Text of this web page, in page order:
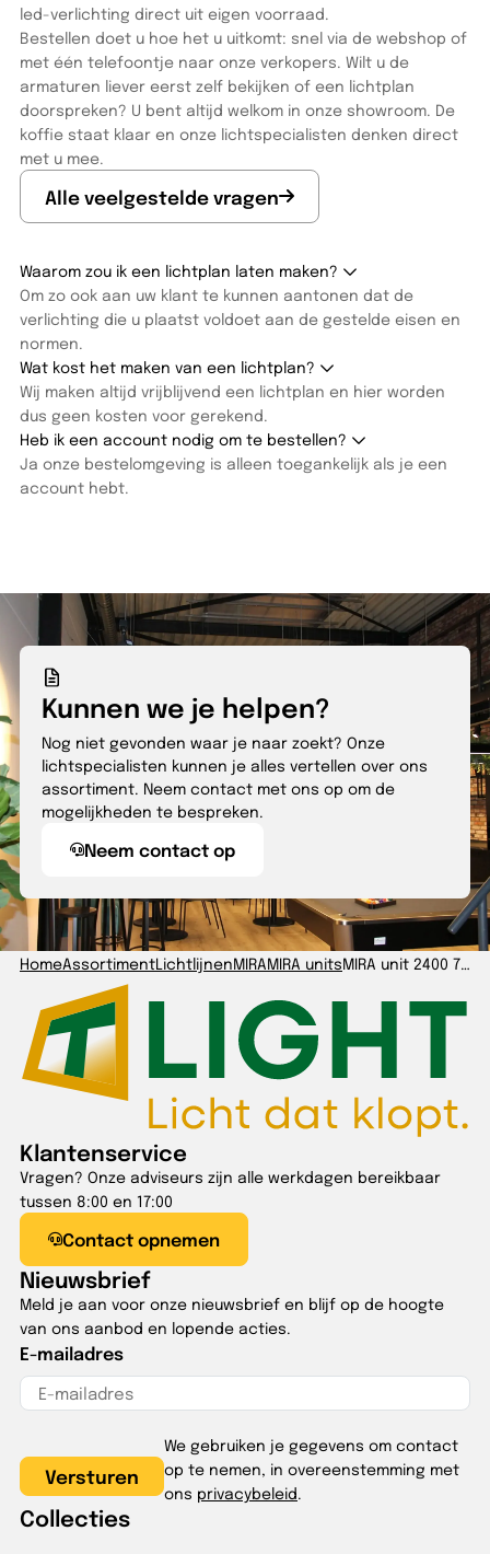
led-verlichting direct uit eigen voorraad.
Bestellen doet u hoe het u uitkomt: snel via de webshop of
met één telefoontje naar onze verkopers. Wilt u de
armaturen liever eerst zelf bekijken of een lichtplan
doorspreken? U bent altijd welkom in onze showroom. De
koffie staat klaar en onze lichtspecialisten denken direct
met u mee.
Alle veelgestelde vragen
Waarom zou ik een lichtplan laten maken?
Om zo ook aan uw klant te kunnen aantonen dat de
verlichting die u plaatst voldoet aan de gestelde eisen en
normen.
Wat kost het maken van een lichtplan?
Wij maken altijd vrijblijvend een lichtplan en hier worden
dus geen kosten voor gerekend.
Heb ik een account nodig om te bestellen?
Ja onze bestelomgeving is alleen toegankelijk als je een
account hebt.
Kunnen we je helpen?
Nog niet gevonden waar je naar zoekt? Onze
lichtspecialisten kunnen je alles vertellen over ons
assortiment. Neem contact met ons op om de
mogelijkheden te bespreken.
Neem contact op
HomeAssortimentLichtlijnenMIRAMIRA unitsMIRA unit 2400 70/90/110/130/150W-840 ENB 30° IP20 wit
Klantenservice
Vragen? Onze adviseurs zijn alle werkdagen bereikbaar
tussen 8:00 en 17:00
Contact opnemen
Nieuwsbrief
Meld je aan voor onze nieuwsbrief en blijf op de hoogte
van ons aanbod en lopende acties.
E-mailadres
We gebruiken je gegevens om contact
op te nemen, in overeenstemming met
ons privacybeleid
Collecties